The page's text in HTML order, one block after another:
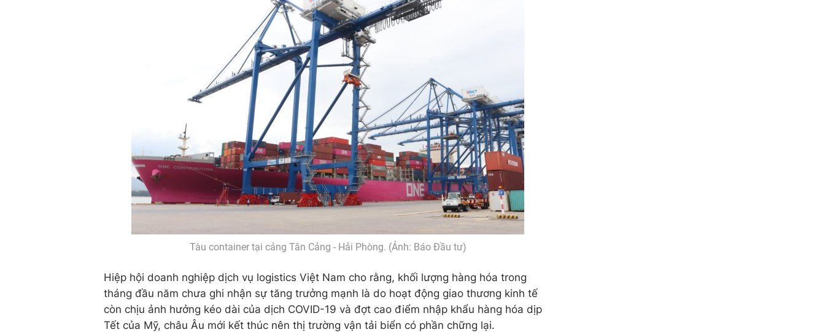
Tàu container tại cảng Tân Cảng - Hải Phòng. (Ảnh: Báo Đầu tư)
Hiệp hội doanh nghiệp dịch vụ logistics Việt Nam cho rằng, khối lượng hàng hóa trong
tháng đầu năm chưa ghi nhận sự tăng trưởng mạnh là do hoạt động giao thương kinh tế
còn chịu ảnh hưởng kéo dài của dịch COVID-19 và đợt cao điểm nhập khẩu hàng hóa dịp
Tết của Mỹ, châu Âu mới kết thúc nên thị trường vận tải biển có phần chững lại.